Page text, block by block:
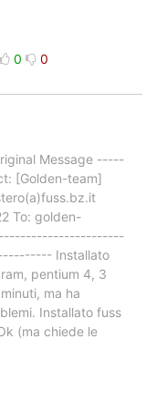
0 0
Message -----
[Golden-team]
To: golden-
Installato
pentium 4, 3
ma ha
Installato fuss
(ma chiede le